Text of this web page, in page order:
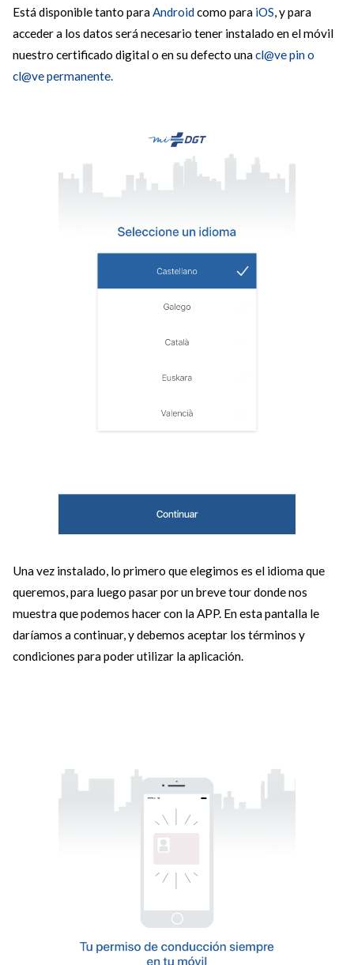
Está disponible tanto paraAndroidcomo para iOS, y para
acceder a los datos será necesario tener instalado en el móvil
nuestro certificado digital o en su defecto unacl@ve pin o
cl@ve permanente.
Una vez instalado, lo primero que elegimos es el idioma que
queremos, para luego pasar por un breve tour donde nos
muestra que podemos hacer con la APP. En esta pantalla le
daríamos a continuar, y debemos aceptar los términos y
condiciones para poder utilizar la aplicación.